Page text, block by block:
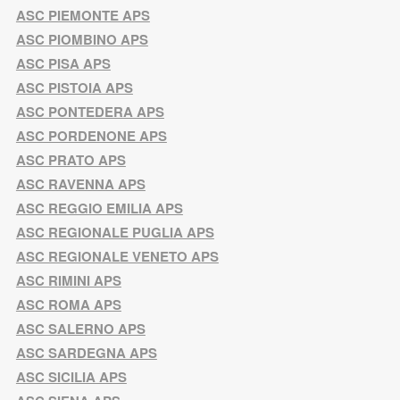
ASC PIEMONTE APS
ASC PIOMBINO APS
ASC PISA APS
ASC PISTOIA APS
ASC PONTEDERA APS
ASC PORDENONE APS
ASC PRATO APS
ASC RAVENNA APS
ASC REGGIO EMILIA APS
ASC REGIONALE PUGLIA APS
ASC REGIONALE VENETO APS
ASC RIMINI APS
ASC ROMA APS
ASC SALERNO APS
ASC SARDEGNA APS
ASC SICILIA APS